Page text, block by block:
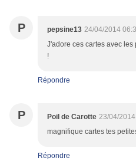
P pepsine13 24/04/2014
J'adore ces cartes avec
!
Répondre
P Poil de Carotte 23/04/
magnifique cartes tes
Répondre